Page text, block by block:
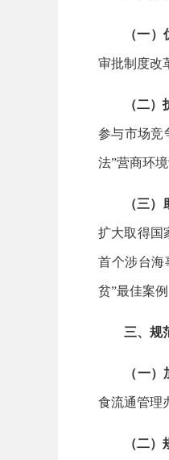
（一）
审批制度改
（二）
参与市场竞
法”营商环
（三
扩大取得国
首个涉台海
贫”最佳案例
三、规
（一
食流通管理
（二）